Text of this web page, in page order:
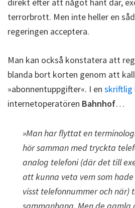
terrorbrott. Men inte heller en
regeringen acceptera.
Man kan också konstatera att
blanda bort korten genom att
»abonnentuppgifter«. I en skriftlig
internetoperatören Bahnhof…
»Man har flyttat en
hör samman med tryckta
analog telefoni (där det till
att kunna veta vem som
visst telefonnummer och